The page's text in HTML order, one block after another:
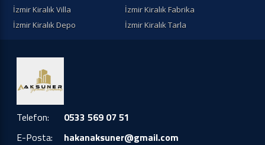
İzmir Kiralık Villa
İzmir Kiralık Fabrika
İzmir Kiralık Depo
İzmir Kiralık Tarla
Telefon:
0533 569 07 51
E-Posta:
hakanaksuner@gmail.com